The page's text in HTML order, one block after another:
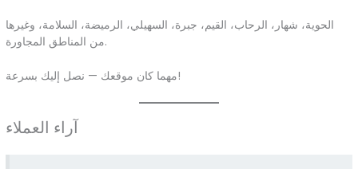
الحوية، شهار، الرحاب، القيم، جبرة، السهيلي، الرميضة، السلامة، وغيرها
من المناطق المجاورة.
مهما كان موقعك — نصل إليك بسرعة!
آراء العملاء